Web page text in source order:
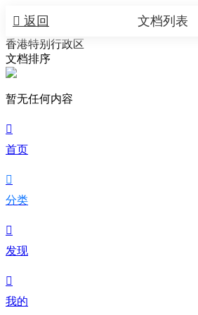
 返回 文档列表
香港特别行政区
文档排序
暂无任何内容

首页

分类

发现

我的